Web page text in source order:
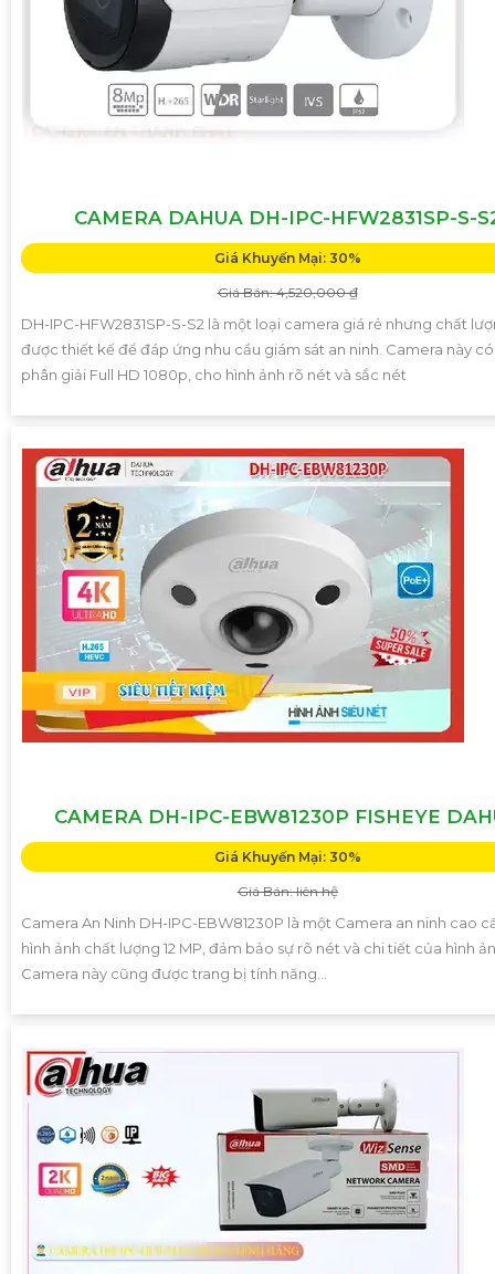
CAMERA DAHUA DH-IPC-HFW2831SP-S-
Giá Khuyến Mại: 30%
Giá Bán: 4,520,000 ₫
DH-IPC-HFW2831SP-S-S2 là một loại camera giá rẻ nhưng chất
được thiết kế để đáp ứng nhu cầu giám sát an ninh. Camera này
phân giải Full HD 1080p, cho hình ảnh rõ nét và sắc nét
CAMERA DH-IPC-EBW81230P FISHEYE
Giá Khuyến Mại: 30%
Giá Bán: liên hệ
Camera An Ninh DH-IPC-EBW81230P là một Camera an ninh cao
hình ảnh chất lượng 12 MP, đảm bảo sự rõ nét và chi tiết của hình
Camera này cũng được trang bị tính năng...